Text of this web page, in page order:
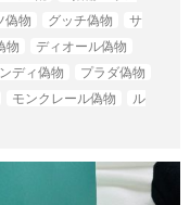
偽物 グッチ偽物
サ
物
ディオール偽物
ディ偽物
プラダ偽物
モンクレール偽物
ル